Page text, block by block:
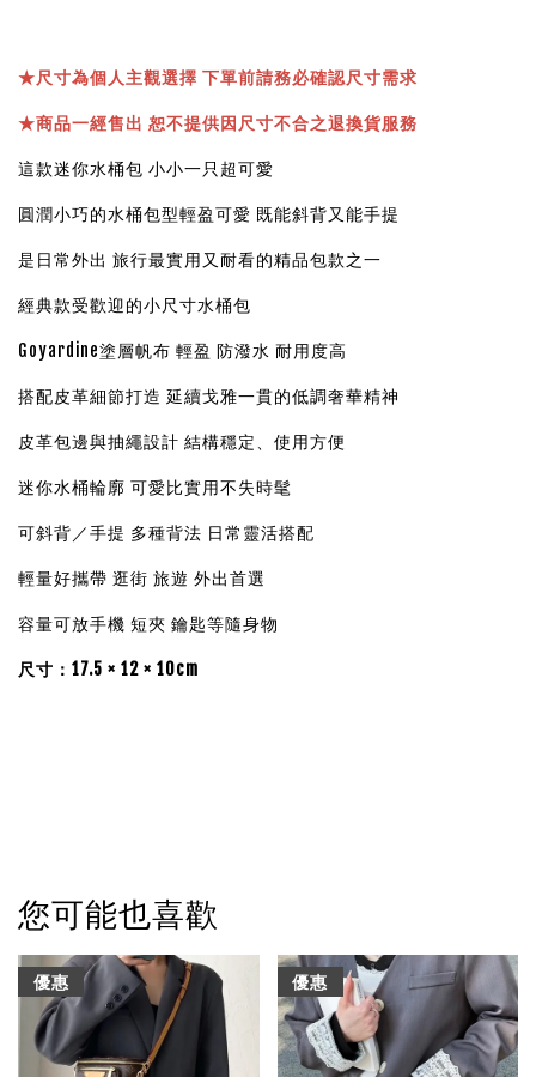
★尺寸為個人主觀選擇 下單前請務必確認尺寸需求
★商品一經售出 恕不提供因尺寸不合之退換貨服務
這款迷你水桶包 小小一只超可愛
圓潤小巧的水桶包型輕盈可愛 既能斜背又能手提
是日常外出 旅行最實用又耐看的精品包款之一
經典款受歡迎的小尺寸水桶包
Goyardine塗層帆布 輕盈 防潑水 耐用度高
搭配皮革細節打造 延續戈雅一貫的低調奢華精神
皮革包邊與抽繩設計 結構穩定、使用方便
迷你水桶輪廓 可愛比實用不失時髦
可斜背／手提 多種背法 日常靈活搭配
輕量好攜帶 逛街 旅遊 外出首選
容量可放手機 短夾 鑰匙等隨身物
尺寸： 17.5 × 12 × 10cm
您可能也喜歡
優惠 優惠